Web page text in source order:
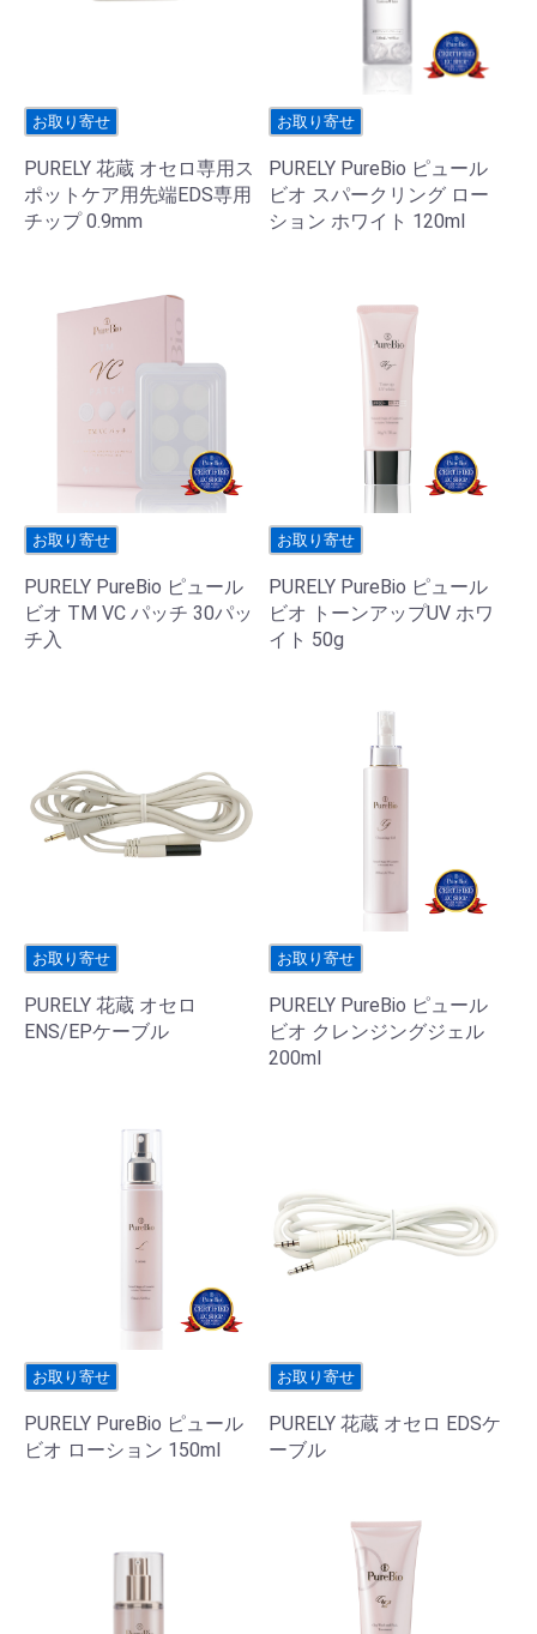
お取り寄せ
PURELY 花蔵 オセロ専用ス
ポットケア用先端EDS専用
チップ 0.9mm
お取り寄せ
PURELY PureBio ピュール
ビオ スパークリング ロー
ション ホワイト 120ml
お取り寄せ
PURELY PureBio ピュール
ビオ TM VC パッチ 30パッ
チ入
お取り寄せ
PURELY PureBio ピュール
ビオ トーンアップUV ホワ
イト 50g
お取り寄せ
PURELY 花蔵 オセロ
ENS/EPケーブル
お取り寄せ
PURELY PureBio ピュール
ビオ クレンジングジェル
200ml
お取り寄せ
PURELY PureBio ピュール
ビオ ローション 150ml
お取り寄せ
PURELY 花蔵 オセロ EDSケ
ーブル